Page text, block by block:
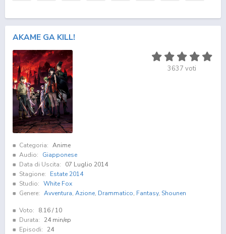
AKAME GA KILL!
3637 voti
Categoria: Anime
Audio:
Giapponese
Data di Uscita:
07 Luglio 2014
Stagione:
Estate 2014
Studio: White Fox
Genere: Avventura, Azione, Drammatico, Fantasy, Shounen
Voto: 8.16/ 10
Durata:
24 min/ep
Episodi:
24